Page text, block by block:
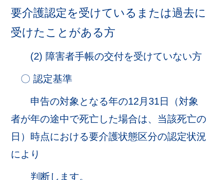
要介護認定を受けているまたは過去に
受けたことがある方
(2) 障害者手帳の交付を受けていない方
〇 認定基準
申告の対象となる年の12月31日（対象
者が年の途中で死亡した場合は、当該死亡の
日）時点における要介護状態区分の認定状況
により
判断します。